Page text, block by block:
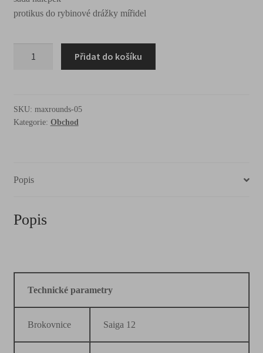
protikus do rybinové drážky mířidel
Přidat do košíku
SKU: maxrounds-05
Kategorie: Obchod
Popis
Popis
Technické parametry
Brokovnice Saiga 12